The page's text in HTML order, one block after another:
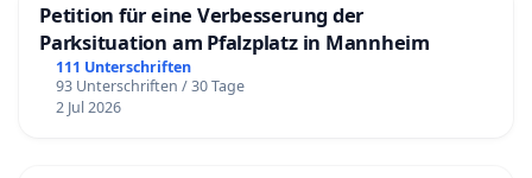
Thrombokinase die Blutgerinnung, und es
entstehen Milliarden kleinster Fibringerinnsel, aber
auch größere Thromben. Des Weiteren leisten hier
Petition für eine Verbesserung der
Parksituation am Pfalzplatz in Mannheim
111 Unterschriften
93 Unterschriften / 30 Tage
2 Jul 2026